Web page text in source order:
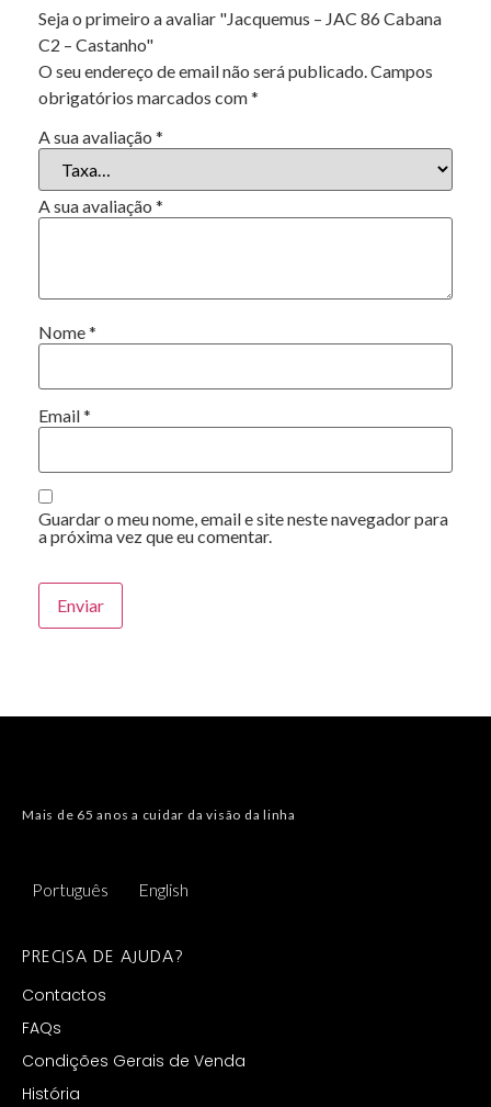
Seja o primeiro a avaliar "Jacquemus – JAC 86 Cabana
C2 – Castanho"
O seu endereço de email não será publicado. Campos
obrigatórios marcados com*
A sua avaliação *
A sua avaliação *
Nome*
Email*
Guardar o meu nome, email e site neste navegador para
a próxima vez que eu comentar.
Mais de 65 anos a cuidar da visão da linha
Português English
PRECISA DE AJUDA?
Contactos
FAQs
Condições Gerais de Venda
História